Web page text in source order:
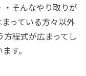
・そんなやり取りが
っている方々以外
程式が広まってし
す。